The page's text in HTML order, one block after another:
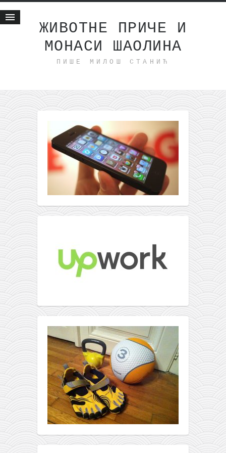
ЖИВОТНЕ ПРИЧЕ И
МОНАСИ ШАОЛИНА
ПИШЕ МИЛОШ СТАНИЋ
Животне приче
интернет пословање
исхраном до здравља
мој хаику
моменти и места
бонус садржај
светлопис
законоправило
духовни отац
забрањена историја
ћирилица
породичне приче
прота Воја
уместо твитера
календар српски
азбуки и књиге
Окинава карате
најновије на блогу
моје белешке
историја каратеа
карате